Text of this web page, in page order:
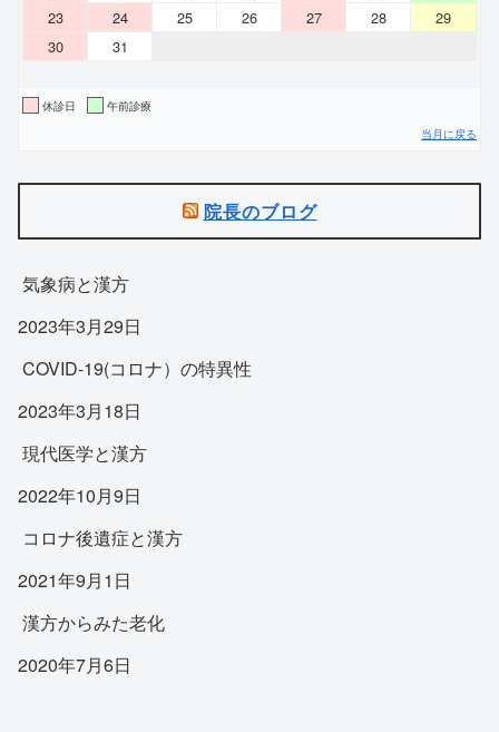
23
24 25 26 27 28
29
30
31
休診日
午前診療
当月に戻る
院長のブログ
気象病と漢方
2023年3月29日
COVID-19(コロナ）の特異性
2023年3月18日
現代医学と漢方
2022年10月9日
コロナ後遺症と漢方
2021年9月1日
漢方からみた老化
2020年7月6日